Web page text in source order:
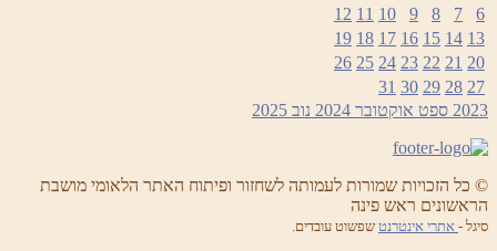
6
7
8
9
10
11
12
13
14
15
16
17
18
19
20
21
22
23
24
25
26
27
28
29
30
31
2023 ספט אוקטובר 2024 נוב 2025
© כל הזכויות שמורות לעמותה לשחזור ופיתוח האתר הלאומי מושבת
הראשונים ראש פינה
סיגל - אתרי אינטרנט שפשוט עובדים.